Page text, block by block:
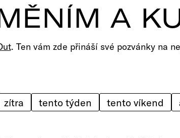
A
. Ten vám zde přináší své pozvánky na
zítra tento týden tento víkend